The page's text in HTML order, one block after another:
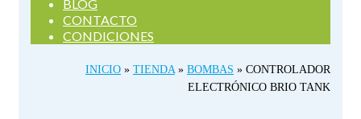
BLOG
CONTACTO
CONDICIONES
INICIO » TIENDA » BOMBAS » CONTROLADOR
ELECTRÓNICO BRIO TANK